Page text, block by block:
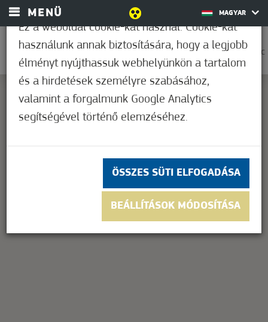
MENÜ MAGYAR
0
35,0°C
This page can't load Google Maps correctly.
Do you own this website? OK
Ez a weboldal cookie-kat használ. Cookie-kat
használunk annak biztosítására, hogy a legjobb
élményt nyújthassuk webhelyünkön a tartalom
és a hirdetések személyre szabásához,
valamint a forgalmunk Google Analytics
segítségével történő elemzéséhez.
ÖSSZES SÜTI ELFOGADÁSA
BEÁLLÍTÁSOK MÓDOSÍTÁSA